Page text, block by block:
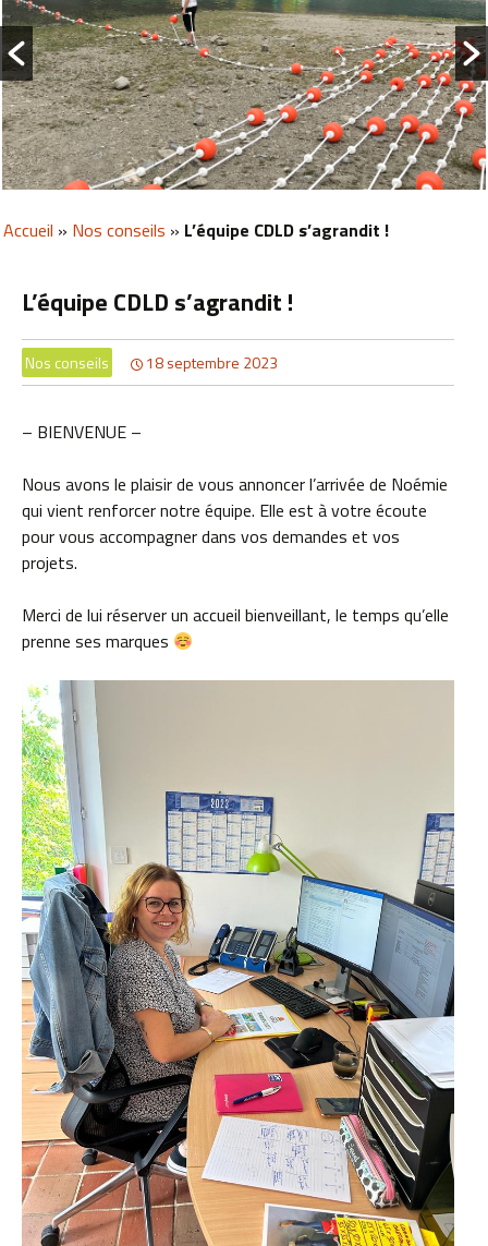
Accueil » Nos conseils » L’équipe CDLD s’agrandit !
L’équipe CDLD s’agrandit !
Nos conseils 18 septembre 2023
– BIENVENUE –
Nous avons le plaisir de vous annoncer l’arrivée de Noémie
qui vient renforcer notre équipe. Elle est à votre écoute
pour vous accompagner dans vos demandes et vos
projets.
Merci de lui réserver un accueil bienveillant, le temps qu’elle
prenne ses marques